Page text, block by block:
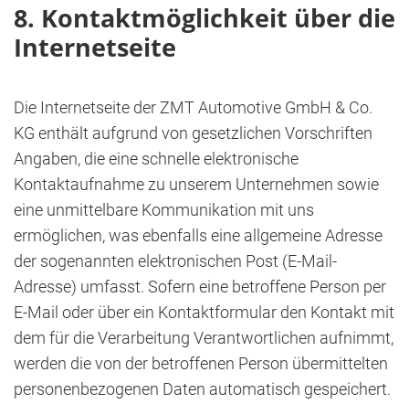
8. Kontaktmöglichkeit über die
Internetseite
Die Internetseite der ZMT Automotive GmbH & Co.
KG enthält aufgrund von gesetzlichen Vorschriften
Angaben, die eine schnelle elektronische
Kontaktaufnahme zu unserem Unternehmen sowie
eine unmittelbare Kommunikation mit uns
ermöglichen, was ebenfalls eine allgemeine Adresse
der sogenannten elektronischen Post (E-Mail-
Adresse) umfasst. Sofern eine betroffene Person per
E-Mail oder über ein Kontaktformular den Kontakt mit
dem für die Verarbeitung Verantwortlichen aufnimmt,
werden die von der betroffenen Person übermittelten
personenbezogenen Daten automatisch gespeichert.